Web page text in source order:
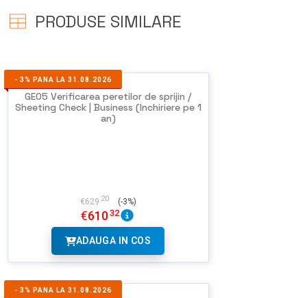
PRODUSE SIMILARE
- 3% PANA LA 31.08.2026
GEO5 Verificarea peretilor de sprijin /
Sheeting Check | Business (Inchiriere pe 1
an)
€629 20 (-3%)
€61032
ADAUGA IN COS
- 3% PANA LA 31.08.2026